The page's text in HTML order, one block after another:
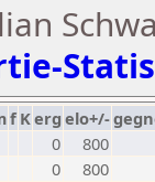
f Kerg elo+/-
0
800
0
800